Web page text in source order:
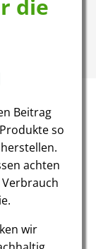
die
Beitrag
so
achten
wir